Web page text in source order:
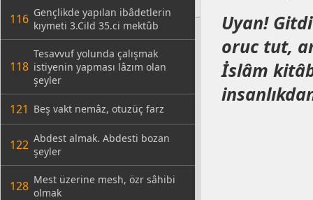
116 Gençlikde yapılan ibâdetlerin
kıymeti 3.Cild 35.ci mektûb
118
Tesavvuf yolunda çalışmak
istiyenin yapması lâzım olan
şeyler
121 Beş vakt nemâz, otuzüç farz
122 Abdest almak. Abdesti bozan
şeyler
128 Mest üzerine mesh, özr sâhibi
olmak
Uyan!
oruc tut,
İslâm